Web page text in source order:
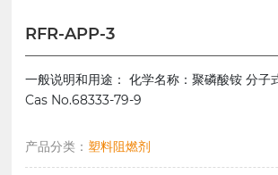
RFR-APP-3
一般说明和用途： 化学名称：聚磷酸铵 分
Cas No.68333-79-9
产品分类： 塑料阻燃剂